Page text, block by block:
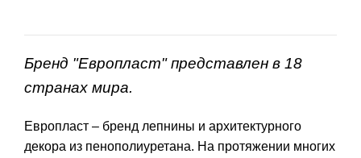
Бренд "Европласт" представлен в 18
странах мира.
Европласт – бренд лепнины и архитектурного
декора из пенополиуретана. На протяжении многих